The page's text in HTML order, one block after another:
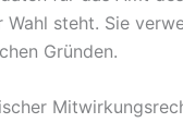
steht. Sie
Gründen.